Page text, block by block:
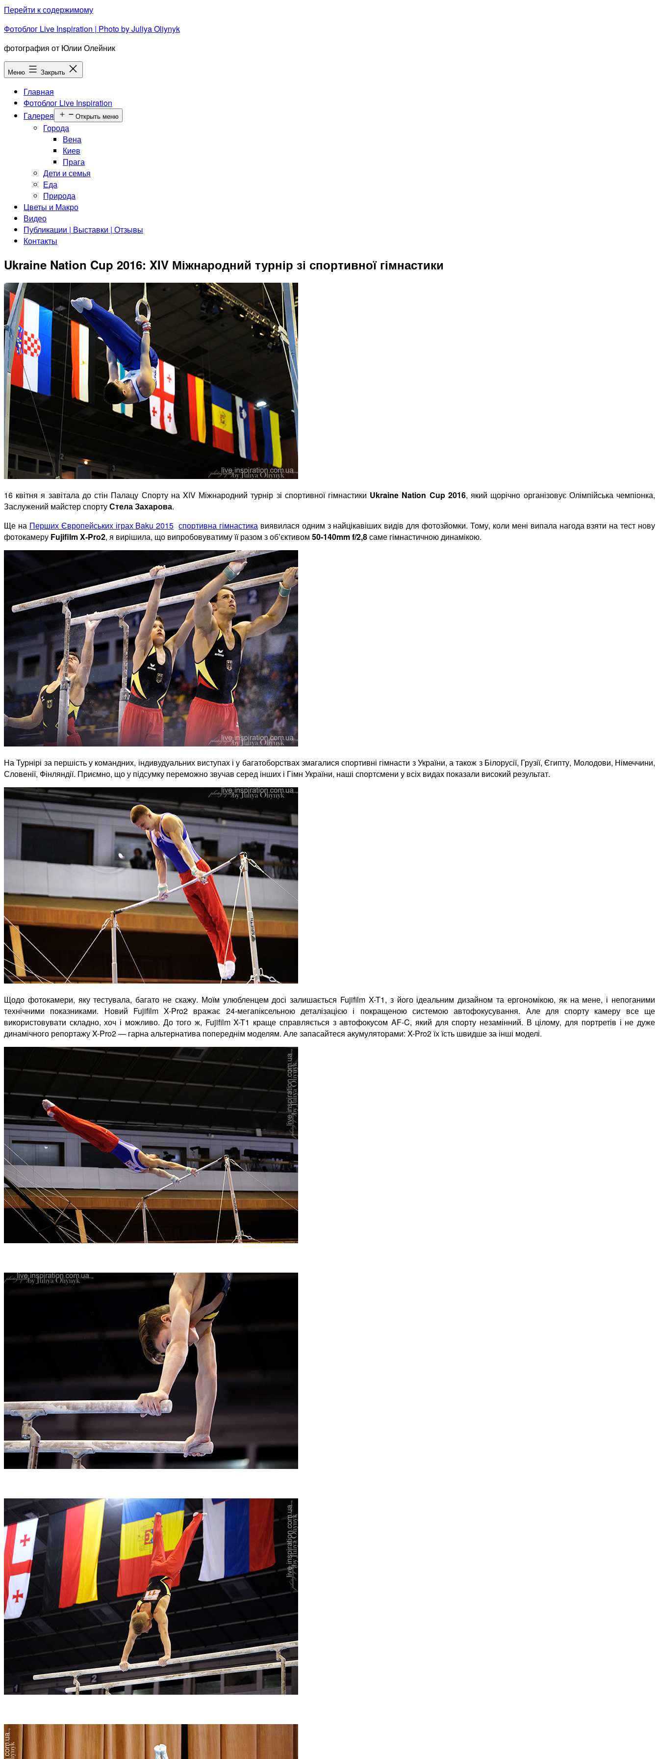
Перейти к содержимому
Фотоблог Live Inspiration | Photo by Juliya Oliynyk
фотография от Юлии Олейник
Меню Закрыть
Главная
Фотоблог Live Inspiration
Галерея
Открыть меню
Города
Вена
Киев
Прага
Дети и семья
Еда
Природа
Цветы и Макро
Видео
Публикации | Выставки | Отзывы
Контакты
Ukraine Nation Cup 2016: XIV Міжнародний турнір зі спортивної гімнастики
16 квітня я завітала до стін Палацу Спорту на XIV Міжнародний турнір зі спортивної гімнастики Ukraine Nation Cup 2016, який щорічно організовує Олімпійська чемпіонка,
Заслужений майстер спортуСтела Захарова.
Ще на Перших Європейських іграх Baku 2015 спортивна гімнастикавиявилася одним з найцікавіших видів для фотозйомки. Тому, коли мені випала нагода взяти на тест нову
фотокамеру FujifilmX-Pro2, я вирішила, що випробовуватиму її разом з об’єктивом 50-140mmf/2,8саме гімнастичною динамікою.
На Турнірі за першість у командних, індивудуальних виступах і у багатоборствах змагалися спортивні гімнасти з України, а також з Білорусії, Грузії, Єгипту, Молодови, Німеччини,
Словенії, Фінляндії. Приємно, що у підсумку переможно звучав серед інших і Гімн України, наші спортсмени у всіх видах показали високий результат.
Щодо фотокамери, яку тестувала, багато не скажу. Моїм улюбленцем досі залишається Fujifilm X-T1, з його ідеальним дизайном та ергономікою, як на мене, і непоганими
технічними показниками. Новий Fujifilm X-Pro2 вражає 24-мегапіксельною деталізацією і покращеною системою автофокусування. Але для спорту камеру все ще
використовувати складно, хоч і можливо. До того ж, Fujifilm X-T1 краще справляється з автофокусом AF-C, який для спорту незамінний. В цілому, для портретів і не дуже
динамічного репортажу X-Pro2 — гарна альтернатива попереднім моделям. Але запасайтеся акумуляторами: X-Pro2 їх їсть швидше за інші моделі.